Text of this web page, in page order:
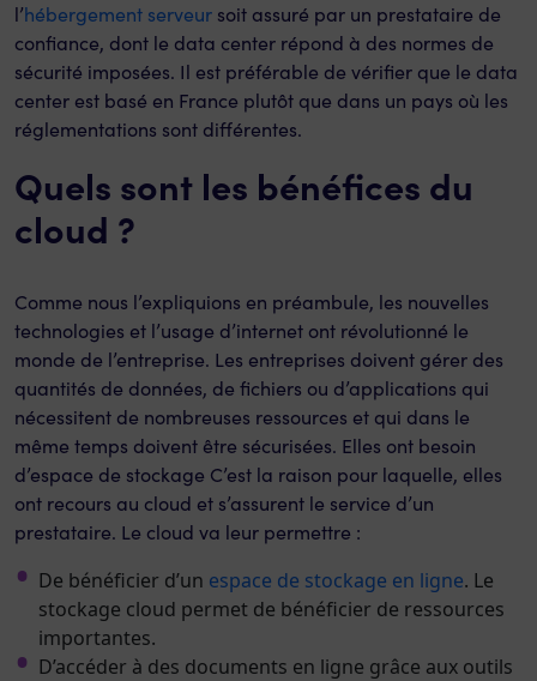
l’hébergement serveur soit assuré par un prestataire de
confiance, dont le data center répond à des normes de
sécurité imposées. Il est préférable de vérifier que le data
center est basé en France plutôt que dans un pays où les
réglementations sont différentes.
Quels sont les bénéfices du
cloud ?
Comme nous l’expliquions en préambule, les nouvelles
technologies et l’usage d’internet ont révolutionné le
monde de l’entreprise. Les entreprises doivent gérer des
quantités de données, de fichiers ou d’applications qui
nécessitent de nombreuses ressources et qui dans le
même temps doivent être sécurisées. Elles ont besoin
d’espace de stockage C’est la raison pour laquelle, elles
ont recours au cloud et s’assurent le service d’un
prestataire. Le cloud va leur permettre :
De bénéficier d’un espace de stockage en ligne. Le
stockage cloud permet de bénéficier de ressources
importantes.
D’accéder à des documents en ligne grâce aux outils